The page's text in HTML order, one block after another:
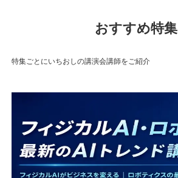
おすすめ特集
特集ごとにいちおしの講演会講師をご紹介